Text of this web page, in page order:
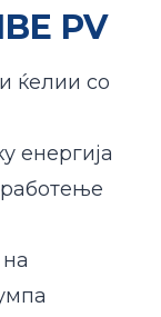
PV
ќелии со
енергија